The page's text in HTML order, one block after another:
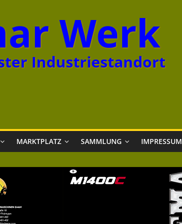
Werk
Industriestandort
MARKTPLATZ SAMMLUNG IMPRESSUM